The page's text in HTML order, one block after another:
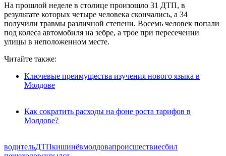
На прошлой неделе в столице произошло 31 ДТП, в
результате которых четыре человека скончались, а 34
получили травмы различной степени. Восемь человек попали
под колеса автомобиля на зебре, а трое при пересечении
улицы в неположенном месте.
Читайте также:
Ключевые преимущества изучения нового языка в
Молдове
Как сократить расходы на фоне роста тарифов в
Молдове?
водительДТПкишинёвмолдовапроисшествиесбил